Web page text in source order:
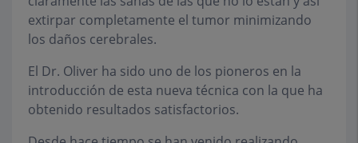
extirpar completamente el tumor minimizando
los daños cerebrales.
El Dr. Oliver ha sido uno de los pioneros en la
introducción de esta nueva técnica con la que ha
obtenido resultados satisfactorios.